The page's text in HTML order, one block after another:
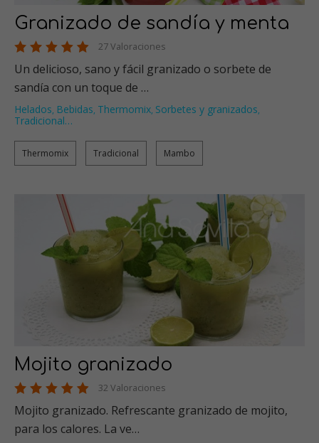
Granizado de sandía y menta
27 Valoraciones
Un delicioso, sano y fácil granizado o sorbete de
sandía con un toque de …
Helados, Bebidas, Thermomix, Sorbetes y granizados,
Tradicional…
Thermomix Tradicional Mambo
Mojito granizado
32 Valoraciones
Mojito granizado. Refrescante granizado de mojito,
para los calores. La ve…